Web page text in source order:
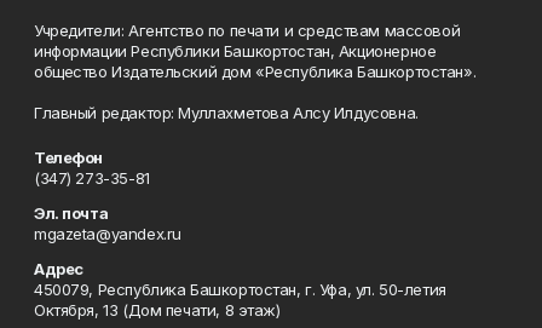
Учредители: Агентство по печати и средствам массовой
информации Республики Башкортостан, Акционерное
общество Издательский дом «Республика Башкортостан».
Главный редактор: Муллахметова Алсу Илдусовна.
Телефон
(347) 273-35-81
Эл. почта
mgazeta@yandex.ru
Адрес
450079, Республика Башкортостан, г. Уфа, ул. 50-летия
Октября, 13 (Дом печати, 8 этаж)